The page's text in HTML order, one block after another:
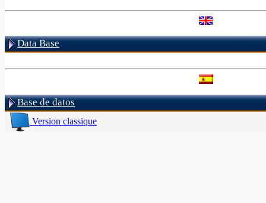
Data Base
Base de datos
Version classique